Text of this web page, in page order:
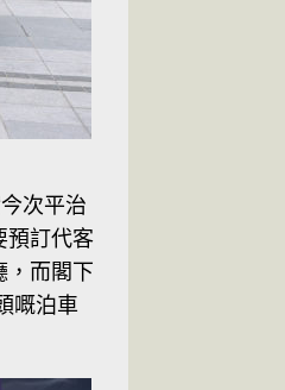
次平治
預訂代客
，而閣下
嘅泊車